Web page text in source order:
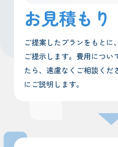
お見積もり
ご提案したプランをもとに
ご提示します。費用につい
たら、遠慮なくご相談くだ
にご説明します。